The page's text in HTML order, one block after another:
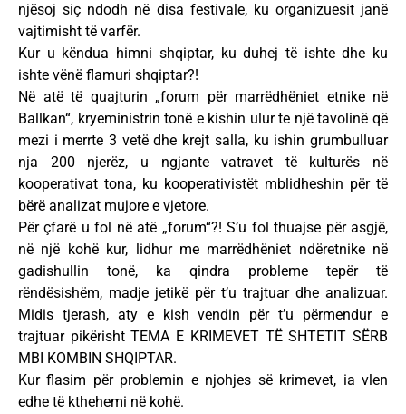
njësoj siç ndodh në disa festivale, ku organizuesit janë
vajtimisht të varfër.
Kur u këndua himni shqiptar, ku duhej të ishte dhe ku
ishte vënë flamuri shqiptar?!
Në atë të quajturin „forum për marrëdhëniet etnike në
Ballkan“, kryeministrin tonë e kishin ulur te një tavolinë që
mezi i merrte 3 vetë dhe krejt salla, ku ishin grumbulluar
nja 200 njerëz, u ngjante vatravet të kulturës në
kooperativat tona, ku kooperativistët mblidheshin për të
bërë analizat mujore e vjetore.
Për çfarë u fol në atë „forum“?! S’u fol thuajse për asgjë,
në një kohë kur, lidhur me marrëdhëniet ndëretnike në
gadishullin tonë, ka qindra probleme tepër të
rëndësishëm, madje jetikë për t’u trajtuar dhe analizuar.
Midis tjerash, aty e kish vendin për t’u përmendur e
trajtuar pikërisht TEMA E KRIMEVET TË SHTETIT SËRB
MBI KOMBIN SHQIPTAR.
Kur flasim për problemin e njohjes së krimevet, ia vlen
edhe të kthehemi në kohë.